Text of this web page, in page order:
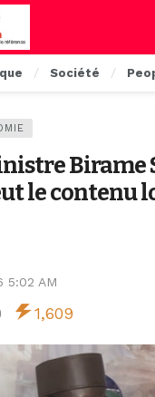
Société
Birame
le contenu
5:02 AM
1,609